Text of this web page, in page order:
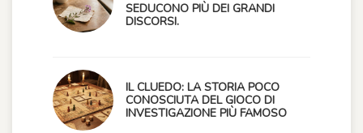
SEDUCONO PIÙ DEI GRANDI
DISCORSI.
IL CLUEDO: LA STORIA POCO
CONOSCIUTA DEL GIOCO DI
INVESTIGAZIONE PIÙ FAMOSO